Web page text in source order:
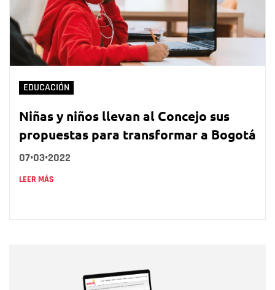
EDUCACIÓN
Niñas y niños llevan al Concejo sus
propuestas para transformar a Bogotá
07•03•2022
LEER MÁS